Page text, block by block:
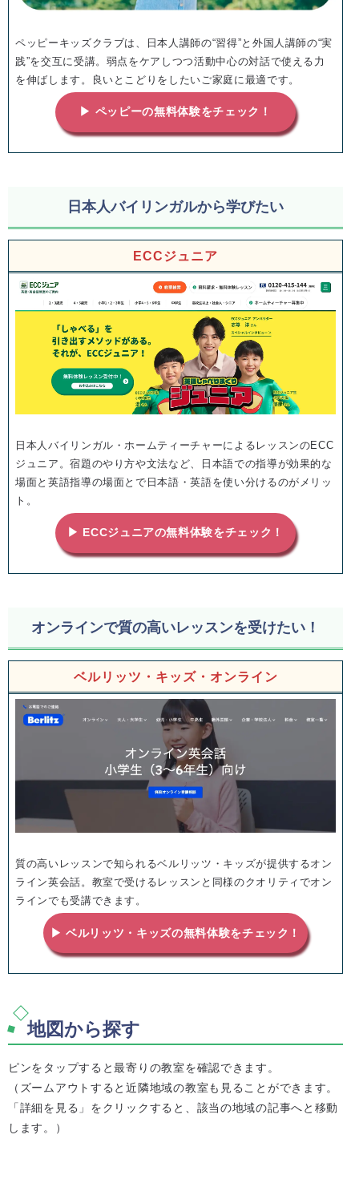
ペッピーキッズクラブは、日本人講師の“習得”と外国人講師の“実
践”を交互に受講。弱点をケアしつつ活動中心の対話で使える力
を伸ばします。良いとこどりをしたいご家庭に最適です。
▶ ペッピーの無料体験をチェック！
日本人バイリンガルから学びたい
ECCジュニア
日本人バイリンガル・ホームティーチャーによるレッスンのECC
ジュニア。宿題のやり方や文法など、日本語での指導が効果的な
場面と英語指導の場面とで日本語・英語を使い分けるのがメリッ
ト。
▶ ECCジュニアの無料体験をチェック！
オンラインで質の高いレッスンを受けたい！
ベルリッツ・キッズ・オンライン
質の高いレッスンで知られるベルリッツ・キッズが提供するオン
ライン英会話。教室で受けるレッスンと同様のクオリティでオン
ラインでも受講できます。
▶ ベルリッツ・キッズの無料体験をチェック！
地図から探す
ピンをタップすると最寄りの教室を確認できます。
（ズームアウトすると近隣地域の教室も見ることができます。
「詳細を見る」をクリックすると、該当の地域の記事へと移動
します。）